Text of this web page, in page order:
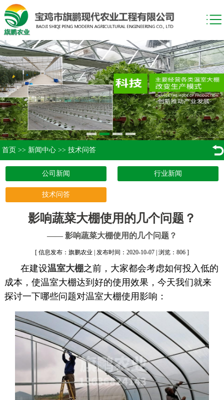
首页 >> 新闻中心 >> 技术问答
公司新闻 行业新闻
技术问答
影响蔬菜大棚使用的几个问题？
—— 影响蔬菜大棚使用的几个问题？
[ 信息发布：旗鹏农业 | 发布时间：2020-10-07 | 浏览：806 ]
在建设温室大棚之前，大家都会考虑如何投入低的
成本，使温室大棚达到好的使用效果，今天我们就来
探讨一下哪些问题对温室大棚使用影响：